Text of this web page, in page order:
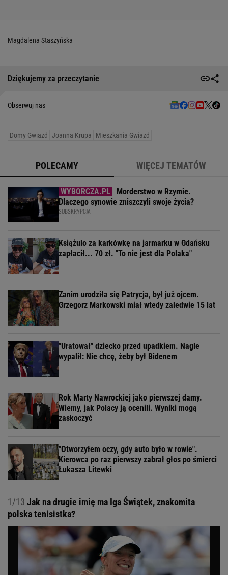
Magdalena Staszyńska
Dziękujemy za przeczytanie
Obserwuj nas
Domy Gwiazd Joanna Krupa Mieszkania Gwiazd
POLECAMY WIĘCEJ TEMATÓW
Morderstwo w Rzymie.
Dlaczego synowie zniszczyli swoje życia?
SUBSKRYPCJA
Książulo za karkówkę na jarmarku w Gdańsku
zapłacił... 70 zł. "To nie jest dla Polaka"
Zanim urodziła się Patrycja, był już ojcem.
Grzegorz Markowski miał wtedy zaledwie 15 lat
"Uratował" dziecko przed upadkiem. Nagle
wypalił: Nie chcę, żeby był Bidenem
Rok Marty Nawrockiej jako pierwszej damy.
Wiemy, jak Polacy ją ocenili. Wyniki mogą
zaskoczyć
"Otworzyłem oczy, gdy auto było w rowie".
Kierowca po raz pierwszy zabrał głos po śmierci
Łukasza Litewki
1/13 Jak na drugie imię ma Iga Świątek, znakomita
polska tenisistka?